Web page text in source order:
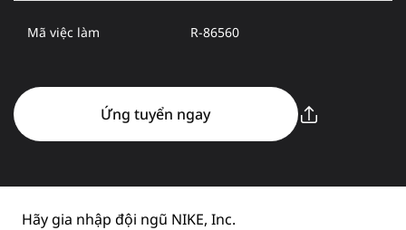
Mã việc làm R-86560
Ứng tuyển ngay
Hãy gia nhập đội ngũ NIKE, Inc.